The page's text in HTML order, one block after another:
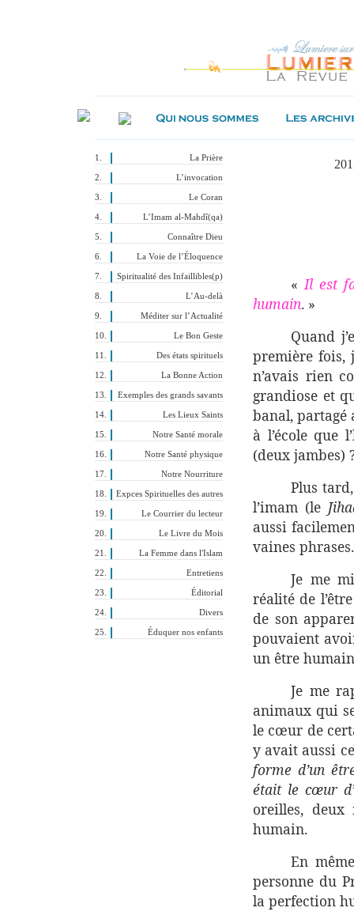
La Prière
L’invocation
Le Coran
L’Imam al-Mahdî(qa)
Connaître Dieu
La Voie de l’Éloquence
Spiritualité des Infaillibles(p)
L’Au-delà
Méditer sur l’Actualité
Le Bon Geste
Des états spirituels
La Bonne Action
Exemples des grands savants
Les Lieux Saints
Notre Santé morale
Notre Santé physique
Notre Nourriture
Expces Spirituelles des autres
Le Courrier du lecteur
Le Livre du Mois
La Femme dans l'Islam
Entretiens
Éditorial
Divers
Éduquer nos enfants
«Il est
humain. »
Quand
première fois,
n’avais rien
grandiose et
banal, partagé
à l’école que
(deux jambes)
Plus
l’imam (le
aussi
vaines phrases.
Je me
réalité de
de son
pouvaient
un être
Je me
animaux qui
le cœur de
y avait aussi
forme d’un
était le cœur
oreilles,
humain.
En
personne du
la perfection